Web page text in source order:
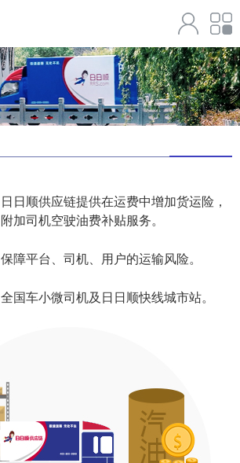
日日顺供应链提供在运费中增加货运险，
附加司机空驶油费补贴服务。
保障平台、司机、用户的运输风险。
全国车小微司机及日日顺快线城市站。